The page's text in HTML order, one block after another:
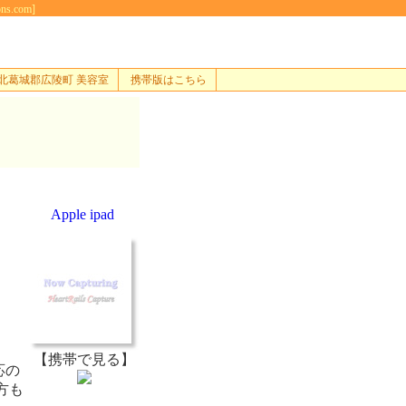
葛城郡広陵町 美容室 携帯版はこちら
の
も
Apple ipad
【携帯で見る】